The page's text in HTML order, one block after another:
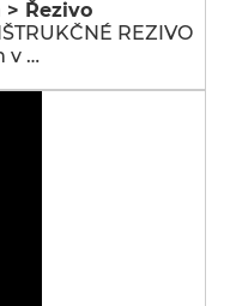
Řezivo
REZIVO
v …